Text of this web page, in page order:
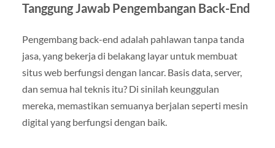
Tanggung Jawab Pengembangan Back-End
Pengembang back-end adalah pahlawan tanpa tanda
jasa, yang bekerja di belakang layar untuk membuat
situs web berfungsi dengan lancar. Basis data, server,
dan semua hal teknis itu? Di sinilah keunggulan
mereka, memastikan semuanya berjalan seperti mesin
digital yang berfungsi dengan baik.